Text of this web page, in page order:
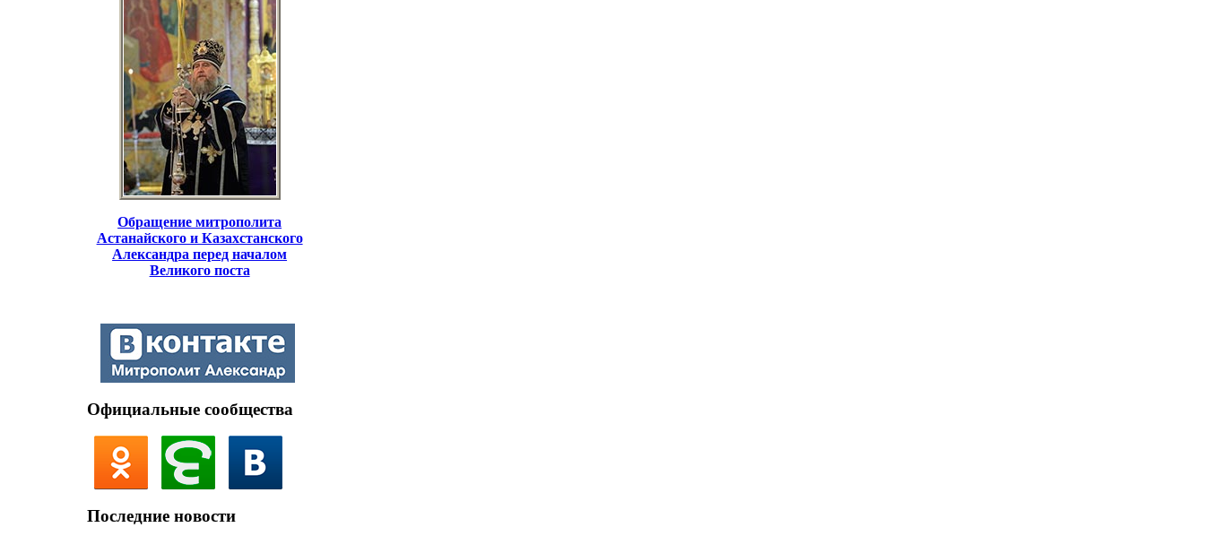
Обращение митрополита
Астанайского и Казахстанского
Александра перед началом
Великого поста
Официальные сообщества
Последние новости